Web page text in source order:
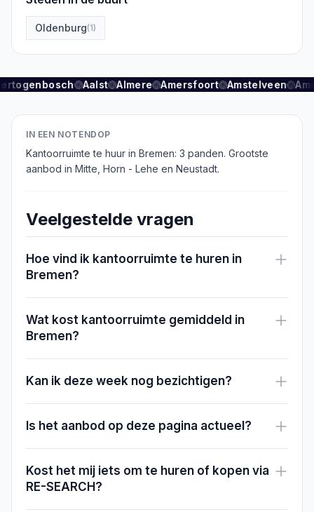
Oldenburg(1)
Aalst Almere Amersfoort Amstelveen
IN EEN NOTENDOP
Kantoorruimte te huur in Bremen: 3 panden. Grootste
aanbod in Mitte, Horn - Lehe en Neustadt.
Veelgestelde vragen
Hoe vind ik kantoorruimte te huren in
Bremen?
Wat kost kantoorruimte gemiddeld in
Bremen?
Kan ik deze week nog bezichtigen?
Is het aanbod op deze pagina actueel?
Kost het mij iets om te huren of kopen via
RE-SEARCH?